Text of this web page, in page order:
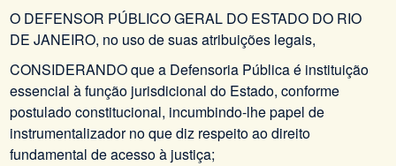
O DEFENSOR PÚBLICO GERAL DO ESTADO DO RIO
DE JANEIRO, no uso de suas atribuições legais,
CONSIDERANDO que a Defensoria Pública é instituição
essencial à função jurisdicional do Estado, conforme
postulado constitucional, incumbindo-lhe papel de
instrumentalizador no que diz respeito ao direito
fundamental de acesso à justiça;